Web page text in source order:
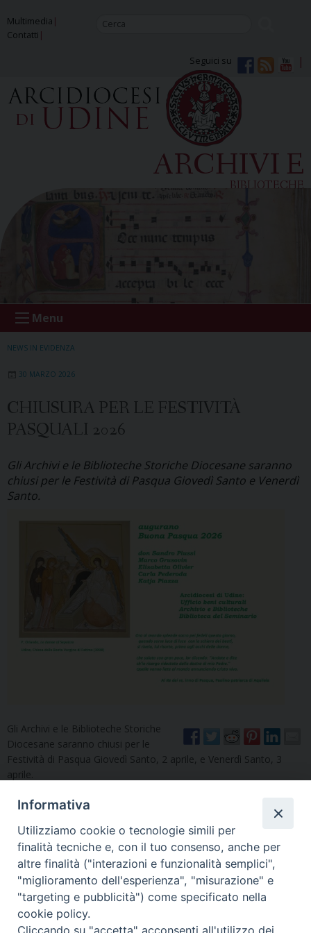
to
content
Multimedia
Contatti
Seguici su
ARCHIVI E
BIBLIOTECHE
Menu
NEWS IN EVIDENZA
30 MARZO 2026
CHIUSURA PER LE FESTIVITÀ
PASQUALI 2026
Gli Archivi e le Biblioteche Storiche Diocesane saranno
chiusi per le Festività di Pasqua Giovedì Santo e Venerdì
Santo.
Gli Archivi e le Biblioteche Storiche
Diocesane saranno chiusi per le
Festività di Pasqua Giovedì Santo, 2 aprile, e Venerdì Santo, 3
aprile.
Presentazione del volume
“Incunaboli a Udine”
Scrittura/scritture: Lingua e
grafie tra Udine e Gorizia tra
età Moderna e
Contemporanea
Informativa
Utilizziamo cookie o tecnologie simili per
finalità tecniche e, con il tuo consenso, anche per
altre finalità ("interazioni e funzionalità semplici",
"miglioramento dell'esperienza", "misurazione" e
"targeting e pubblicità") come specificato nella
cookie policy.